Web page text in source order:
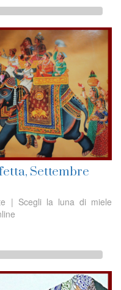
Settembre
| Scegli la luna di miele